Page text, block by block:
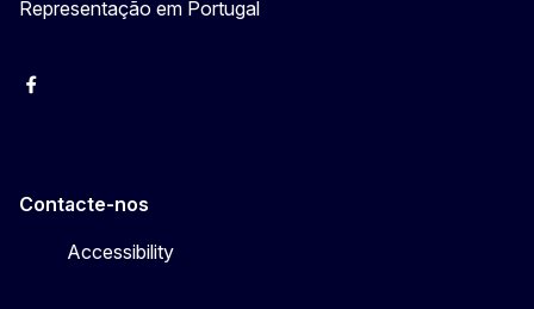
Representação em Portugal
Facebook
Contacte-nos
Accessibility